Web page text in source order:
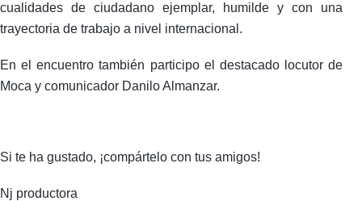
cualidades de ciudadano ejemplar, humilde y con una
trayectoria de trabajo a nivel internacional.
En el encuentro también participo el destacado locutor de
Moca y comunicador Danilo Almanzar.
Si te ha gustado, ¡compártelo con tus amigos!
Nj productora